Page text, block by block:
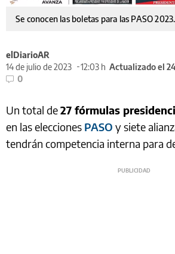
Se conocen las boletas para las PASO 2023.
elDiarioAR
14 de julio de 2023
12:03 h Actualizado el
0
Un total de27 fórmulas
en las elecciones PASO y siete
tendrán competencia interna para